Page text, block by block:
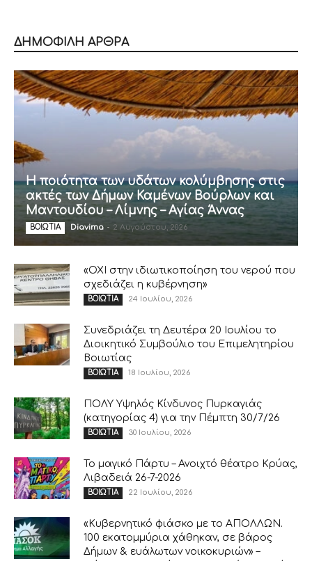
ΔΗΜΟΦΙΛΗ ΑΡΘΡΑ
Η ποιότητα των υδάτων κολύμβησης στις
ακτές των Δήμων Καμένων Βούρλων και
Μαντουδίου – Λίμνης – Αγίας Άννας
ΒΟΙΩΤΙΑ Diavima - 2 Αυγούστου, 2026
«ΟΧΙ στην ιδιωτικοποίηση του νερού που
σχεδιάζει η κυβέρνηση»
ΒΟΙΩΤΙΑ 24 Ιουλίου, 2026
Συνεδριάζει τη Δευτέρα 20 Ιουλίου το
Διοικητικό Συμβούλιο του Επιμελητηρίου
Βοιωτίας
ΒΟΙΩΤΙΑ 18 Ιουλίου, 2026
ΠΟΛΥ Υψηλός Κίνδυνος Πυρκαγιάς
(κατηγορίας 4) για την Πέμπτη 30/7/26
ΒΟΙΩΤΙΑ 30 Ιουλίου, 2026
Το μαγικό Πάρτυ – Ανοιχτό θέατρο Κρύας,
Λιβαδειά 26-7-2026
ΒΟΙΩΤΙΑ 22 Ιουλίου, 2026
«Κυβερνητικό φιάσκο με το ΑΠΟΛΛΩΝ.
100 εκατομμύρια χάθηκαν, σε βάρος
Δήμων & ευάλωτων νοικοκυριών» –